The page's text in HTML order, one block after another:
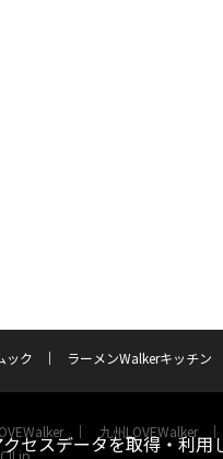
ック ラーメンWalkerキッチン
九州LOVEWalker
セスデータを取得・利用